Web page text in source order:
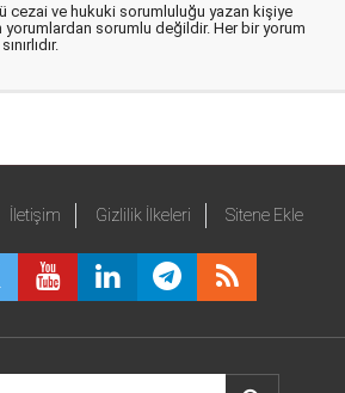
cezai ve hukuki sorumluluğu yazan kişiye
yorumlardan sorumlu değildir. Her bir yorum
İletişim Gizlilik İlkeleri Sitene Ekle